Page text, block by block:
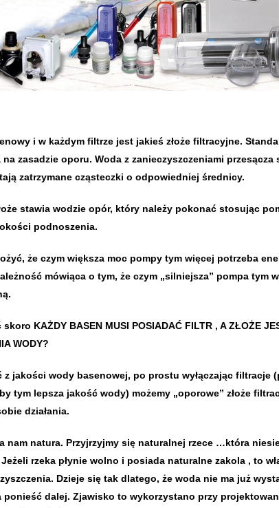
i w każdym filtrze jest jakieś złoże filtracyjne.
zasadzie oporu. Woda z zanieczyszczeniami przesącza
zatrzymane cząsteczki o odpowiedniej średnicy.
stawia wodzie opór, który należy pokonać stosując
podnoszenia.
że czym większa moc pompy tym więcej potrzeba
mówiąca o tym, że czym „silniejsza” pompa tym
KAŻDY BASEN MUSI POSIADAĆ FILTR , A ZŁOŻE
WODY?
z jakości wody basenowej, po prostu wyłączając filtracje
tym lepsza jakość wody) możemy „oporowe” złoże
działania.
nam natura. Przyjrzyjmy się naturalnej rzece …która
rzeka płynie wolno i posiada naturalne zakola , to
Dzieje się tak dlatego, że woda nie ma już
ponieść dalej. Zjawisko to wykorzystano przy